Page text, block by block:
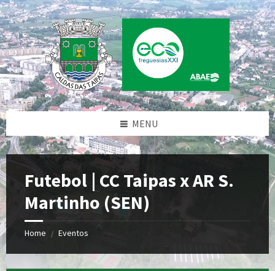
Skip
to
content
Skip
to
left
sidebar
Skip
to
footer
MENU
Futebol | CC Taipas x AR S.
Martinho (SEN)
Home / Eventos